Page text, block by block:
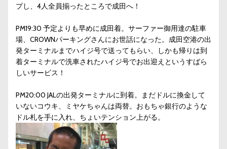
プし、4人全員揃ったところで成田へ！
PM19:30 予定よりも早めに成田着。サーファー御用達の駐車
場、CROWNパーキングさんにお世話になった。成田空港の出
発ターミナルまでハイジ号で送ってもらい、しかも帰りは到
着ターミナルで洗車されたハイジ号でお出迎えというすばら
しいサービス！
PM20:00 JALの出発ターミナルに到着。まだドルに換金して
いないコウキ、ミヤケちゃんは両替。おもちゃ銀行のような
ドル札を手に入れ、ちょいテンション上がる。